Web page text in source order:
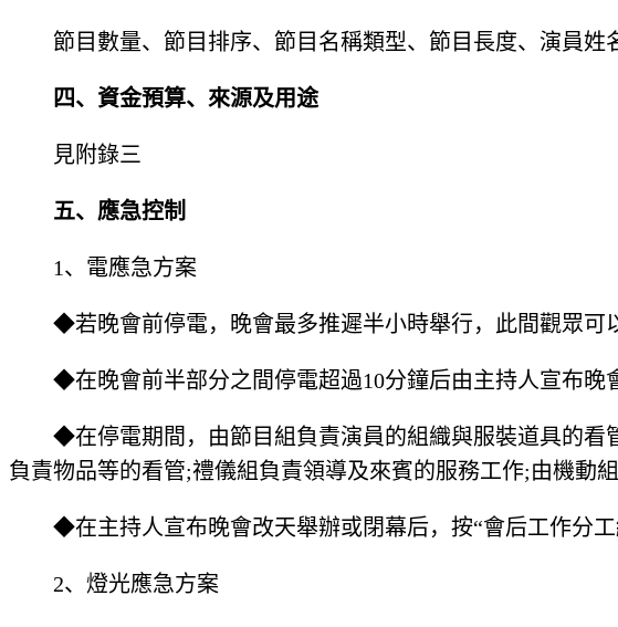
節目數量、節目排序、節目名稱類型、節目長度、演員姓
四、資金預算、來源及用途
見附錄三
五、應急控制
1、電應急方案
◆若晚會前停電，晚會最多推遲半小時舉行，此間觀眾可
◆在晚會前半部分之間停電超過10分鐘后由主持人宣布晚
◆在停電期間，由節目組負責演員的組織與服裝道具的看
負責物品等的看管;禮儀組負責領導及來賓的服務工作;由機動
◆在主持人宣布晚會改天舉辦或閉幕后，按“會后工作分工
2、燈光應急方案